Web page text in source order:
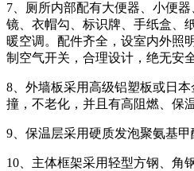
7、厕所内部配有大便器、小便
镜、衣帽勾、标识牌、手纸盒、
暖空调。配件齐全，设室内外照
制空气开关，合理设计，绝无安
8、外墙板采用高级铝塑板或日
撞，不老化，并且有高阻燃、保
9、保温层采用硬质发泡聚氨基甲
10、主体框架采用轻型方钢、角